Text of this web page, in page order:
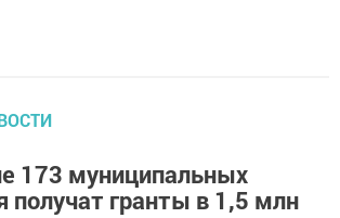
173 муниципальных
получат гранты в 1,5 млн